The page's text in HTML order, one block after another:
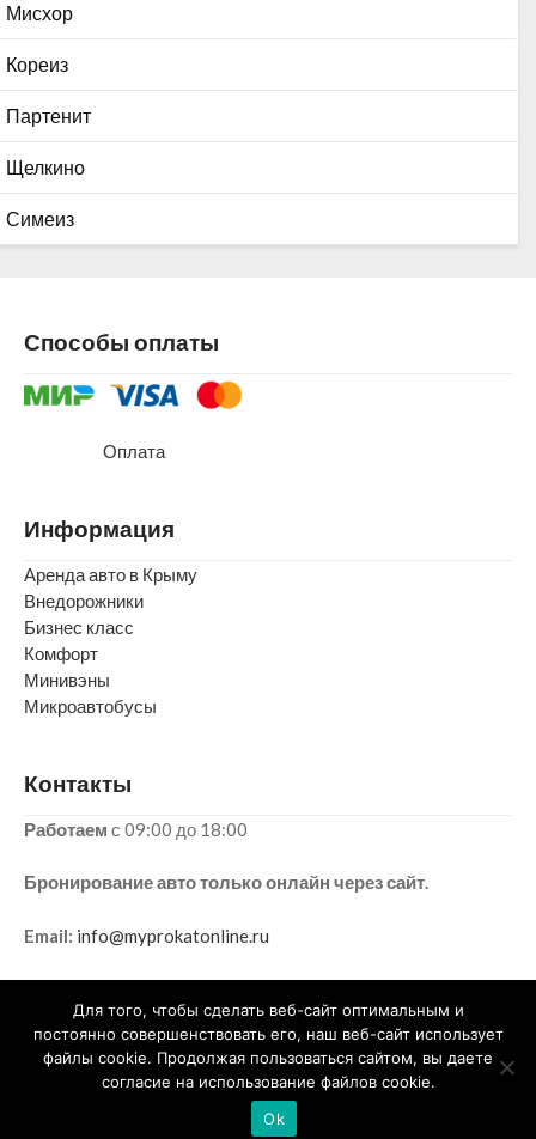
Мисхор
Кореиз
Партенит
Щелкино
Симеиз
Способы оплаты
Оплата
Информация
Аренда авто в Крыму
Внедорожники
Бизнес класс
Комфорт
Минивэны
Микроавтобусы
Контакты
Работаем с 09:00 до 18:00
Бронирование авто только онлайн через сайт.
Email: info@myprokatonline.ru
2015-2025 © ИП ГОРБУНОВ ФЕДОР ПАВЛОВИЧ
Информация на сайте не является публичной офертой:
Конфиденциальность
Карта сайта
Для того, чтобы сделать веб-сайт оптимальным и
постоянно совершенствовать его, наш веб-сайт использует
файлы cookie. Продолжая пользоваться сайтом, вы даете
согласие на использование файлов cookie.
Ok